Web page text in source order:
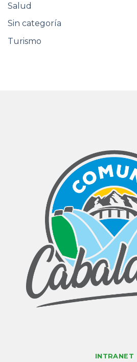
Salud
Sin categoría
Turismo
INTRANET